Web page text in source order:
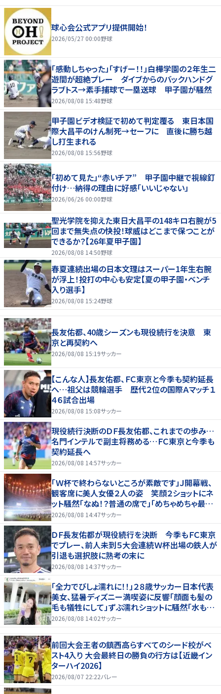
球心会公式アプリ提供開始！
2026/05/27 00:00野球
「感動しちゃった」「すげー！！」白樺学園の２年生二
遊間が超絶プレー ダイブからのバックハンドグ
ラブトス→素手捕球で一塁送球 甲子園が騒然
2026/08/08 15:48野球
甲子園ビデオ検証で初めて判定覆る 東日本国
際大昌平のけん制死→セーフに 直後に勝ち越
し打生まれる
2026/08/08 15:56野球
「初めて見た」“赤いチア” 甲子園中継で視線釘
付け…納得の理由に好感「いいじゃない」
2026/06/26 00:00野球
聖光学院を抑えた東日大昌平の148キロ右腕が5
回まで無失点の快投！球威はどこまで保つことが
できるか？【26年夏甲子園】
2026/08/08 14:50野球
春夏連続出場の日本文理はスーパー1年生右腕
が浮上！投打の中心も安定【夏の甲子園・ベンチ
入り選手】
2026/08/08 15:24野球
長友佑都、40歳シーズンも現役続行を決意 東
京と再契約へ
2026/08/08 15:19サッカー
【こんな人】長友佑都、ＦＣ東京と今季も契約延長
へ…祖父は競輪選手 歴代２位の国際Ａマッチ１
４６試合出場
2026/08/08 15:08サッカー
現役続行決断のＤＦ長友佑都、これまでの歩み…
名門インテルで副主将務める…ＦＣ東京と今季も
契約延長へ
2026/08/08 14:57サッカー
「Ｗ杯で終わらないところが素敵です」Ｊ開幕戦、
観客席に美人女優２人の姿 笑顔２ショットにネ
ット騒然「なぬ！？普通の席で」「めちゃめちゃ最上
級に可愛すぎ」
2026/08/08 14:47サッカー
ＤＦ長友佑都が現役続行を決断 今季もＦＣ東京
でプレー、前人未到５大会連続Ｗ杯出場の鉄人が
引退も選択肢に熟考の末に
2026/08/08 14:37サッカー
「全力でびしょ濡れに！！」２８歳サッカー日本代表
美女、猛暑ディズニー満喫姿に反響「顔面も髪の
毛も犠牲にして」ずぶ濡れショットに騒然「水も滴
る」「女優さんかと」
2026/08/08 14:02サッカー
前回大会王者の鎮西高らすべてのシード校がベ
スト4入り 大会最終日の勝負の行方は【近畿イン
ターハイ2026】
2026/08/07 22:22バレー